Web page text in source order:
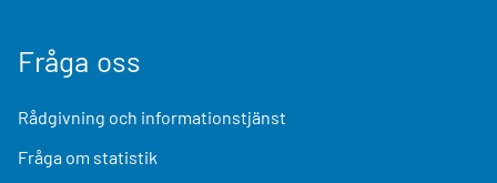
Fråga oss
Rådgivning och informationstjänst
Fråga om statistik